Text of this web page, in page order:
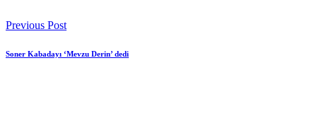
Previous Post
Soner Kabadayı ‘Mevzu Derin’ dedi